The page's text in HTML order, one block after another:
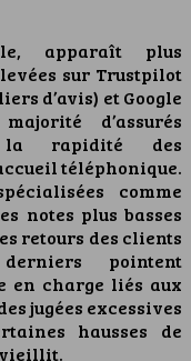
apparaît plus
sur Trustpilot
d’avis) et Google
d’assurés
la rapidité des
téléphonique.
comme
notes plus basses
retours des clients
pointent
en charge liés aux
jugées excessives
hausses de
vieillit.